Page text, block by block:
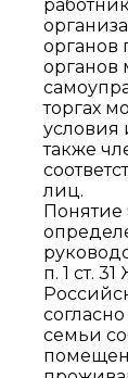
органов
органов
торгах
условия
также
лиц.
Понятие
п. 1 ст.
семьи